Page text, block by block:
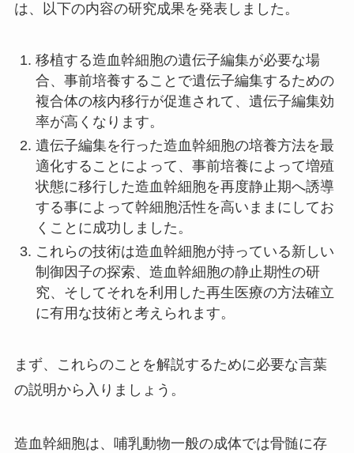
は、以下の内容の研究成果を発表しました。
移植する造血幹細胞の遺伝子編集が必要な場
合、事前培養することで遺伝子編集するための
複合体の核内移行が促進されて、遺伝子編集効
率が高くなります。
遺伝子編集を行った造血幹細胞の培養方法を最
適化することによって、事前培養によって増殖
状態に移行した造血幹細胞を再度静止期へ誘導
する事によって幹細胞活性を高いままにしてお
くことに成功しました。
これらの技術は造血幹細胞が持っている新しい
制御因子の探索、造血幹細胞の静止期性の研
究、そしてそれを利用した再生医療の方法確立
に有用な技術と考えられます。
まず、これらのことを解説するために必要な言葉
の説明から入りましょう。
造血幹細胞は、哺乳動物一般の成体では骨髄に存